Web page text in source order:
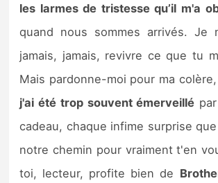
les larmes de tristesse qu’il m'a
quand nous sommes arrivés. Je
jamais, jamais, revivre ce que tu
Mais pardonne-moi pour ma
j'ai été trop souvent émerveillé
cadeau, chaque infime surprise
notre chemin pour vraiment t'en
toi, lecteur, profite bien de